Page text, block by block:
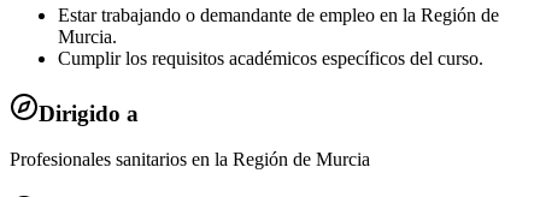
Estar trabajando o demandante de empleo en la Región de
Murcia.
Cumplir los requisitos académicos específicos del curso.
Dirigido a
Profesionales sanitarios en la Región de Murcia